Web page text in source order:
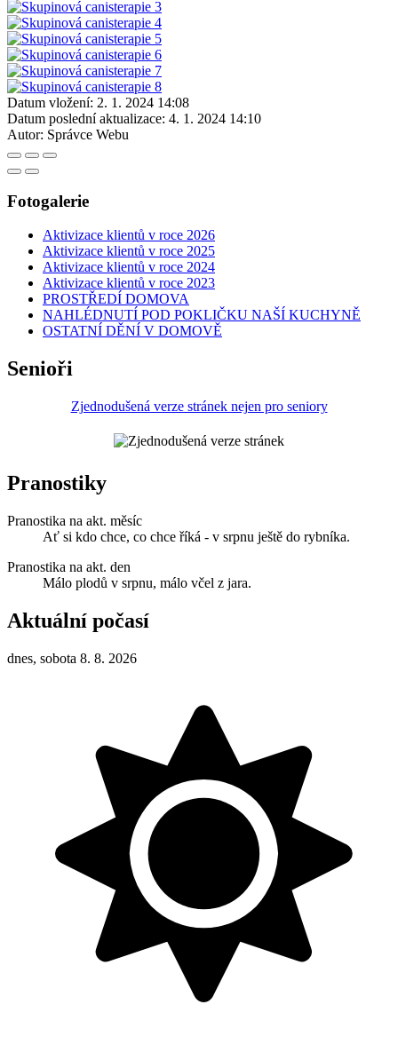
Datum vložení: 2. 1. 2024 14:08
Datum poslední aktualizace: 4. 1. 2024 14:10
Autor: Správce Webu
Fotogalerie
Aktivizace klientů v roce 2026
Aktivizace klientů v roce 2025
Aktivizace klientů v roce 2024
Aktivizace klientů v roce 2023
PROSTŘEDÍ DOMOVA
NAHLÉDNUTÍ POD POKLIČKU NAŠÍ KUCHYNĚ
OSTATNÍ DĚNÍ V DOMOVĚ
Senioři
Zjednodušená verze stránek nejen pro seniory
Pranostiky
Pranostika na akt. měsíc
Ať si kdo chce, co chce říká - v srpnu ještě do rybníka.
Pranostika na akt. den
Málo plodů v srpnu, málo včel z jara.
Aktuální počasí
dnes, sobota 8. 8. 2026